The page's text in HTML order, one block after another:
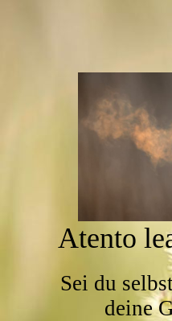
Atento
Sei du
deine